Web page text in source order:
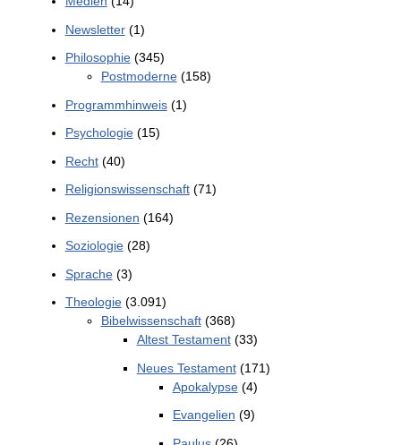
Newsletter(1)
Philosophie(345)
Postmoderne(158)
Programmhinweis(1)
Psychologie(15)
Recht(40)
Religionswissenschaft(71)
Rezensionen (164)
Soziologie(28)
Sprache(3)
Theologie(3.091)
Bibelwissenschaft(368)
Altest Testament(33)
Neues Testament(171)
Apokalypse(4)
Evangelien (9)